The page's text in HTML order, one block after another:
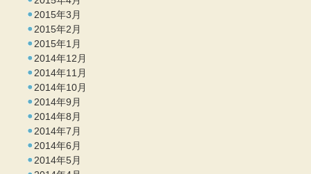
2015年3月
2015年2月
2015年1月
2014年12月
2014年11月
2014年10月
2014年9月
2014年8月
2014年7月
2014年6月
2014年5月